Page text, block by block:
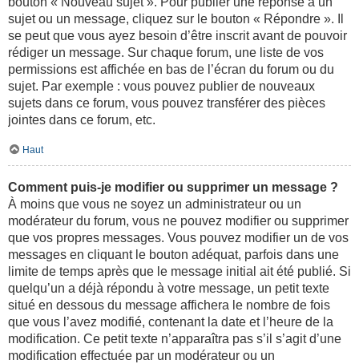
sujet ou un message, cliquez sur le bouton « Répondre ». Il
se peut que vous ayez besoin d’être inscrit avant de pouvoir
rédiger un message. Sur chaque forum, une liste de vos
permissions est affichée en bas de l’écran du forum ou du
sujet. Par exemple : vous pouvez publier de nouveaux
sujets dans ce forum, vous pouvez transférer des pièces
jointes dans ce forum, etc.
Haut
Comment puis-je modifier ou supprimer un message ?
À moins que vous ne soyez un administrateur ou un
modérateur du forum, vous ne pouvez modifier ou supprimer
que vos propres messages. Vous pouvez modifier un de vos
messages en cliquant le bouton adéquat, parfois dans une
limite de temps après que le message initial ait été publié. Si
quelqu’un a déjà répondu à votre message, un petit texte
situé en dessous du message affichera le nombre de fois
que vous l’avez modifié, contenant la date et l’heure de la
modification. Ce petit texte n’apparaîtra pas s’il s’agit d’une
modification effectuée par un modérateur ou un